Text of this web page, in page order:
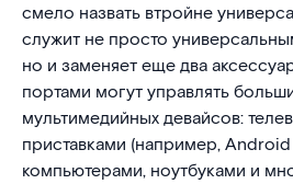
смело назвать втройне
служит не просто
но и заменяет еще два
портами могут управлять
мультимедийных девайсов:
приставками (например,
компьютерами, ноутбуками и